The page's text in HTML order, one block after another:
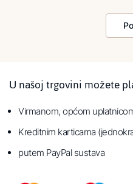
U našoj trgovini možete
Virmanom, općom
Kreditnim karticama
putem PayPal sustava